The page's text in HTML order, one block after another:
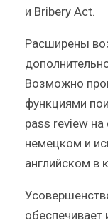
и Bribery Act.
Расширены
Возможно
функциями
pass review
немецком и
английском в
обеспечивает